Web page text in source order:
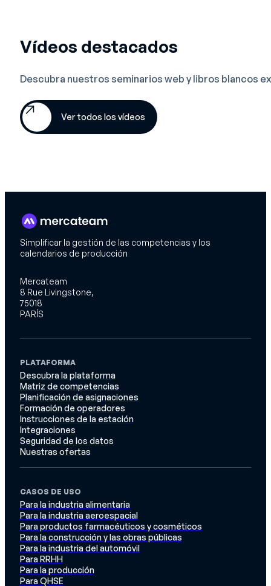
Vídeos destacados
Descubra nuestros seminarios web y libros blancos
Ver todos los vídeos
Simplificar la gestión de las competencias y los
calendarios de producción
Mercateam
8 Rue Livingstone,
75018
PARÍS
PLATAFORMA
Descubra la plataforma
Matriz de competencias
Planificación de asignaciones
Formación de operadores
Instrucciones de la estación
Integraciones
Seguridad de los datos
Nuestras ofertas
CASOS DE USO
Para la industria alimentaria
Para la industria aeroespacial
Para productos farmacéuticos y cosméticos
Para la construcción y las obras públicas
Para la industria del automóvil
Para RRHH
Para la producción
Para QHSE